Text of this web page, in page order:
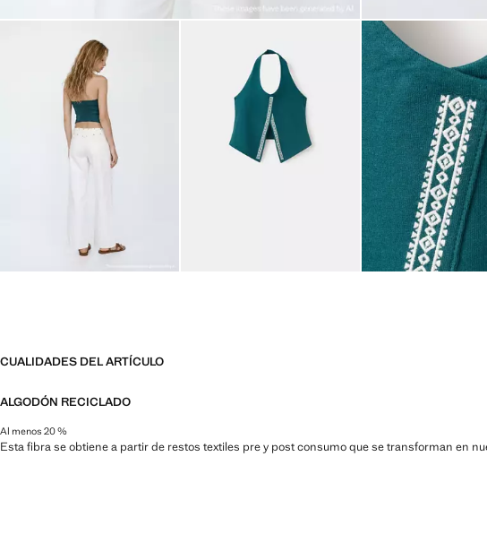
CUALIDADES DEL ARTÍCULO
ALGODÓN RECICLADO
Al menos 20 %
Esta fibra se obtiene a partir de restos textiles pre y post consumo que se transforman en